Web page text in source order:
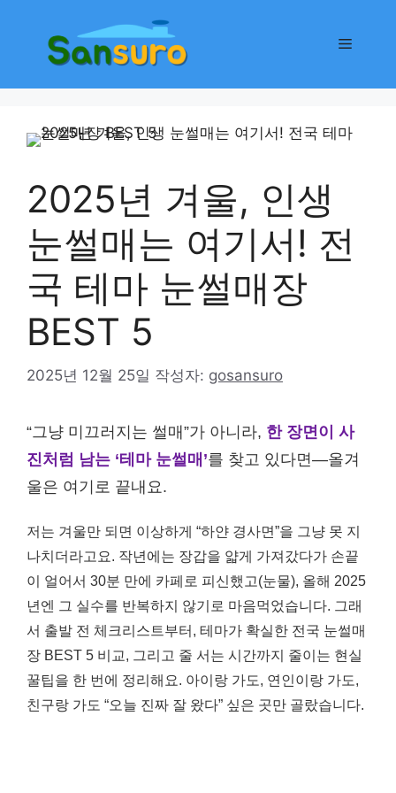
메
2025년 겨울, 인생
눈썰매는 여기서! 전
국 테마 눈썰매장
BEST 5
2025년 12월 25일 작성자: gosansuro
“그냥 미끄러지는 썰매”가 아니라, 한 장면이 사
진처럼 남는 ‘테마 눈썰매’를 찾고 있다면—올겨
울은 여기로 끝내요.
저는 겨울만 되면 이상하게 “하얀 경사면”을 그냥 못 지
나치더라고요. 작년에는 장갑을 얇게 가져갔다가 손끝
이 얼어서 30분 만에 카페로 피신했고(눈물), 올해 2025
년엔 그 실수를 반복하지 않기로 마음먹었습니다. 그래
서 출발 전 체크리스트부터, 테마가 확실한 전국 눈썰매
장 BEST 5 비교, 그리고 줄 서는 시간까지 줄이는 현실
꿀팁을 한 번에 정리해요. 아이랑 가도, 연인이랑 가도,
친구랑 가도 “오늘 진짜 잘 왔다” 싶은 곳만 골랐습니다.